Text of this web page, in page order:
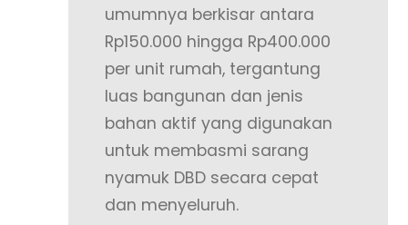
umumnya berkisar antara
Rp150.000 hingga Rp400.000
per unit rumah, tergantung
luas bangunan dan jenis
bahan aktif yang digunakan
untuk membasmi sarang
nyamuk DBD secara cepat
dan menyeluruh.